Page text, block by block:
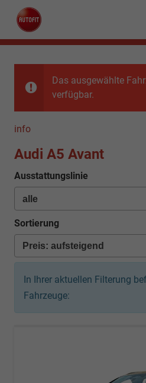
Das ausgewählte
verfügbar.
info
Audi A5 Avant
Ausstattungslinie
Sortierung
In Ihrer aktuellen Filterung
Fahrzeuge: